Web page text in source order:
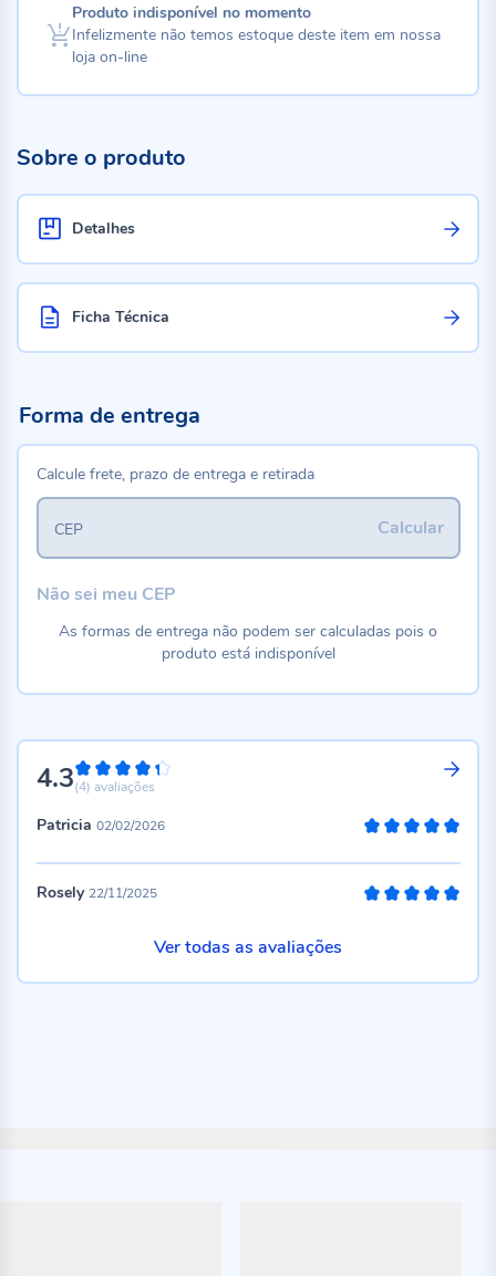
Produto indisponível no momento
Infelizmente não temos estoque deste item em nossa
loja on-line
Sobre o produto
Detalhes
Ficha Técnica
4.386%
(4) avaliações
Patricia 02/02/2026
Rosely 22/11/2025
Ver todas as avaliações
Forma de entrega
Calcule frete, prazo de entrega e retirada
Calcular
CEP
Não sei meu CEP
As formas de entrega não podem ser calculadas pois o
produto está indisponível